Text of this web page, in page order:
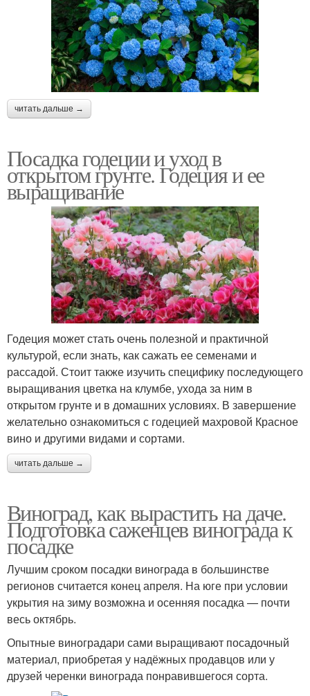
читать дальше →
Посадка годеции и уход в
открытом грунте. Годеция и ее
выращивание
Годеция может стать очень полезной и практичной
культурой, если знать, как сажать ее семенами и
рассадой. Стоит также изучить специфику последующего
выращивания цветка на клумбе, ухода за ним в
открытом грунте и в домашних условиях. В завершение
желательно ознакомиться с годецией махровой Красное
вино и другими видами и сортами.
читать дальше →
Виноград, как вырастить на даче.
Подготовка саженцев винограда к
посадке
Лучшим сроком посадки винограда в большинстве
регионов считается конец апреля. На юге при условии
укрытия на зиму возможна и осенняя посадка — почти
весь октябрь.
Опытные виноградари сами выращивают посадочный
материал, приобретая у надёжных продавцов или у
друзей черенки винограда понравившегося сорта.